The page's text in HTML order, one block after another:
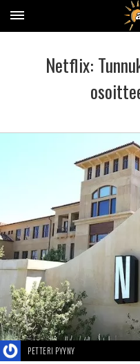
Netflix:
PETTERI PYYNY